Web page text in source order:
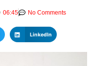
06:45 No Comments
LinkedIn